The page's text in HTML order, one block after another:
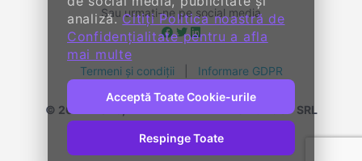
analiză.Citiți Politica noastră de
Confidențialitate pentru a afla
mai multe
Acceptă Toate Cookie-urile
Respinge Toate
Sau urmați-ne pe social media
Termeni și condiții Informare GDPR
© 2014-
2026, KENDALL ENTERPRISE GROUP SRL